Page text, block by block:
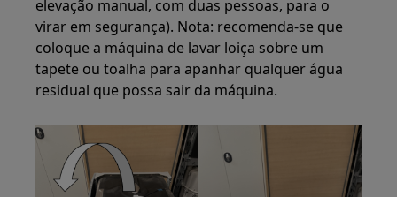
elevação manual, com duas pessoas, para o
virar em segurança). Nota: recomenda-se que
coloque a máquina de lavar loiça sobre um
tapete ou toalha para apanhar qualquer água
residual que possa sair da máquina.